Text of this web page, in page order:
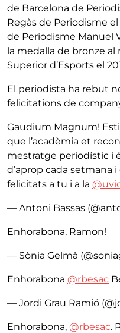
de Barcelona de
Regàs de Periodisme
de Periodisme Manuel
la medalla de bronze
Superior d’Esports el
El periodista ha rebut
felicitations de
Gaudium Magnum!
que l’acadèmia et
mestratge periodístic i
d’aprop cada setmana
felicitats a tu i a la
— Antoni Bassas
Enhorabona, Ramon!
— Sònia Gelmà
Enhorabona @rbesac
— Jordi Grau Ramió
Enhorabona, @rbesac.